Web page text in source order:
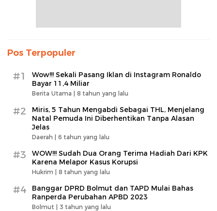
Pos Terpopuler
#1
Wow!!! Sekali Pasang Iklan di Instagram Ronaldo
Bayar 11,4 Miliar
Berita Utama | 8 tahun yang lalu
#2
Miris, 5 Tahun Mengabdi Sebagai THL, Menjelang
Natal Pemuda Ini Diberhentikan Tanpa Alasan
Jelas
Daerah | 6 tahun yang lalu
#3
WOW!!! Sudah Dua Orang Terima Hadiah Dari KPK
Karena Melapor Kasus Korupsi
Hukrim | 8 tahun yang lalu
#4
Banggar DPRD Bolmut dan TAPD Mulai Bahas
Ranperda Perubahan APBD 2023
Bolmut | 3 tahun yang lalu